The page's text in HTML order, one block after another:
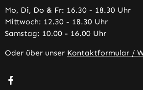
Mo, Di, Do & Fr: 16.30 - 18.30 Uhr
Mittwoch: 12.30 - 18.30 Uhr
Samstag: 10.00 - 16.00 Uhr
Oder über unser Kontaktformular /
Besuche uns auf Facebook – öffnet